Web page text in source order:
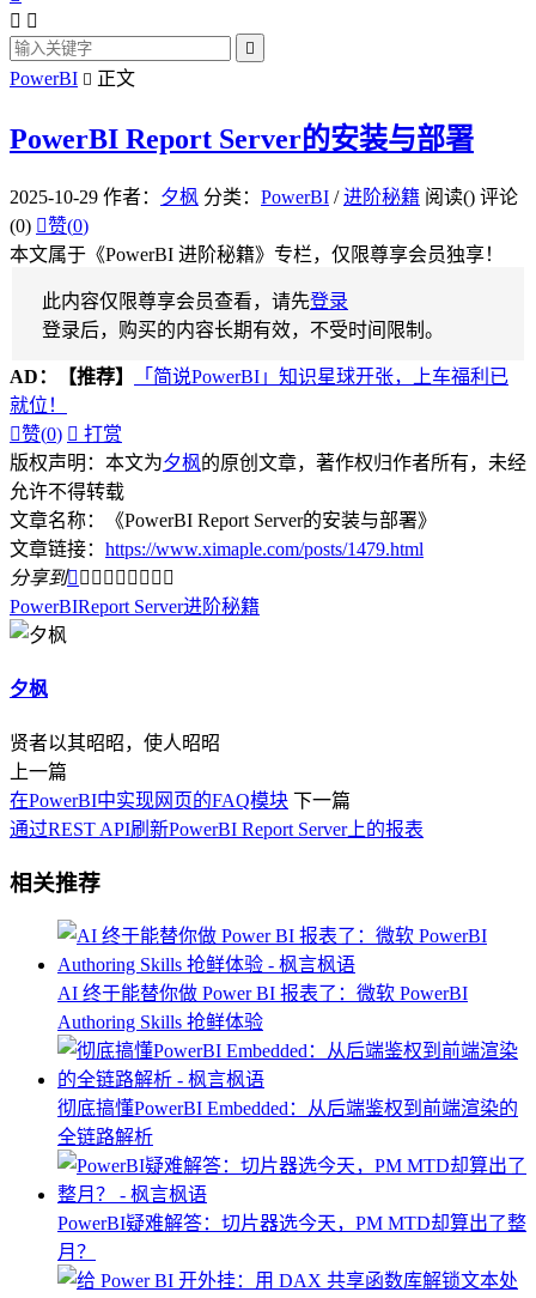
 

PowerBI  正文
PowerBI Report Server的安装与部署
2025-10-29 作者： 夕枫 分类： PowerBI /进阶秘籍 阅读() 评论
(0) 赞(0)
本文属于《PowerBI 进阶秘籍》专栏，仅限尊享会员独享！
此内容仅限尊享会员查看，请先登录
登录后，购买的内容长期有效，不受时间限制。
AD： 【推荐】
「简说PowerBI」知识星球开张，上车福利已
就位！
赞(0)  打赏
版权声明：本文为夕枫的原创文章，著作权归作者所有，未经
允许不得转载
文章名称：《PowerBI Report Server的安装与部署》
文章链接： https://www.ximaple.com/posts/1479.html
分享到        
PowerBIReport Server进阶秘籍
夕枫
贤者以其昭昭，使人昭昭
上一篇
在PowerBI中实现网页的FAQ模块 下一篇
通过REST API刷新PowerBI Report Server上的报表
相关推荐
AI 终于能替你做 Power BI 报表了：微软 PowerBI
Authoring Skills 抢鲜体验
彻底搞懂PowerBI Embedded：从后端鉴权到前端渲染的
全链路解析
PowerBI疑难解答：切片器选今天，PM MTD却算出了整
月？